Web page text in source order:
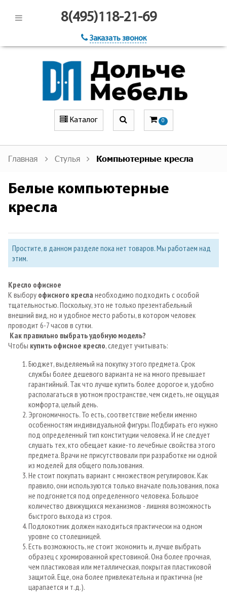
8(495)118-21-69
Заказать звонок
Каталог 0
Главная Стулья Компьютерные кресла
Белые компьютерные
кресла
Простите, в данном разделе пока нет товаров. Мы работаем над
этим.
Кресло офисное
К выбору офисного кресла необходимо подходить с особой
тщательностью. Поскольку, это не только презентабельный
внешний вид, но и удобное место работы, в котором человек
проводит 6-7 часов в сутки.
Как правильно выбрать удобную модель?
Чтобы купить офисное кресло, следует учитывать:
Бюджет, выделяемый на покупку этого предмета. Срок
службы более дешевого варианта не на много превышает
гарантийный. Так что лучше купить более дорогое и, удобно
располагаться в уютном пространстве, чем сидеть, не ощущая
комфорта, целый день.
Эргономичность. То есть, соответствие мебели именно
особенностям индивидуальной фигуры. Подбирать его нужно
под определенный тип конституции человека. И не следует
слушать тех, кто обещает какие-то лечебные свойства этого
предмета. Врачи не присутствовали при разработке ни одной
из моделей для общего пользования.
Не стоит покупать вариант с множеством регулировок. Как
правило, они используются только вначале пользования, пока
не подгоняется под определенного человека. Большое
количество движущихся механизмов - лишняя возможность
быстрого выхода из строя.
Подлокотник должен находиться практически на одном
уровне со столешницей.
Есть возможность, не стоит экономить и, лучше выбрать
образец с хромированной крестовиной. Она более прочная,
чем пластиковая или металлическая, покрытая пластиковой
защитой. Еще, она более привлекательна и практична (не
царапается и т.д.).